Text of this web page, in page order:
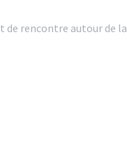
de rencontre autour de la